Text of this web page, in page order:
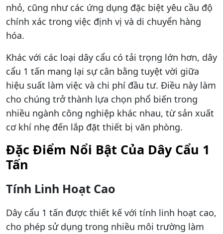
nhỏ, cũng như các ứng dụng đặc biệt yêu cầu độ
chính xác trong việc định vị và di chuyển hàng
hóa.
Khác với các loại dây cẩu có tải trọng lớn hơn, dây
cẩu 1 tấn mang lại sự cân bằng tuyệt vời giữa
hiệu suất làm việc và chi phí đầu tư. Điều này làm
cho chúng trở thành lựa chọn phổ biến trong
nhiều ngành công nghiệp khác nhau, từ sản xuất
cơ khí nhẹ đến lắp đặt thiết bị văn phòng.
Đặc Điểm Nổi Bật Của Dây Cẩu 1
Tấn
Tính Linh Hoạt Cao
Dây cẩu 1 tấn được thiết kế với tính linh hoạt cao,
cho phép sử dụng trong nhiều môi trường làm